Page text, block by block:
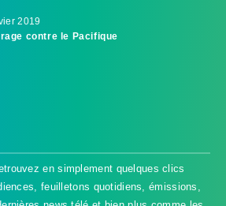
2019
contre le Pacifique
en simplement quelques clics
feuilletons quotidiens, émissions,